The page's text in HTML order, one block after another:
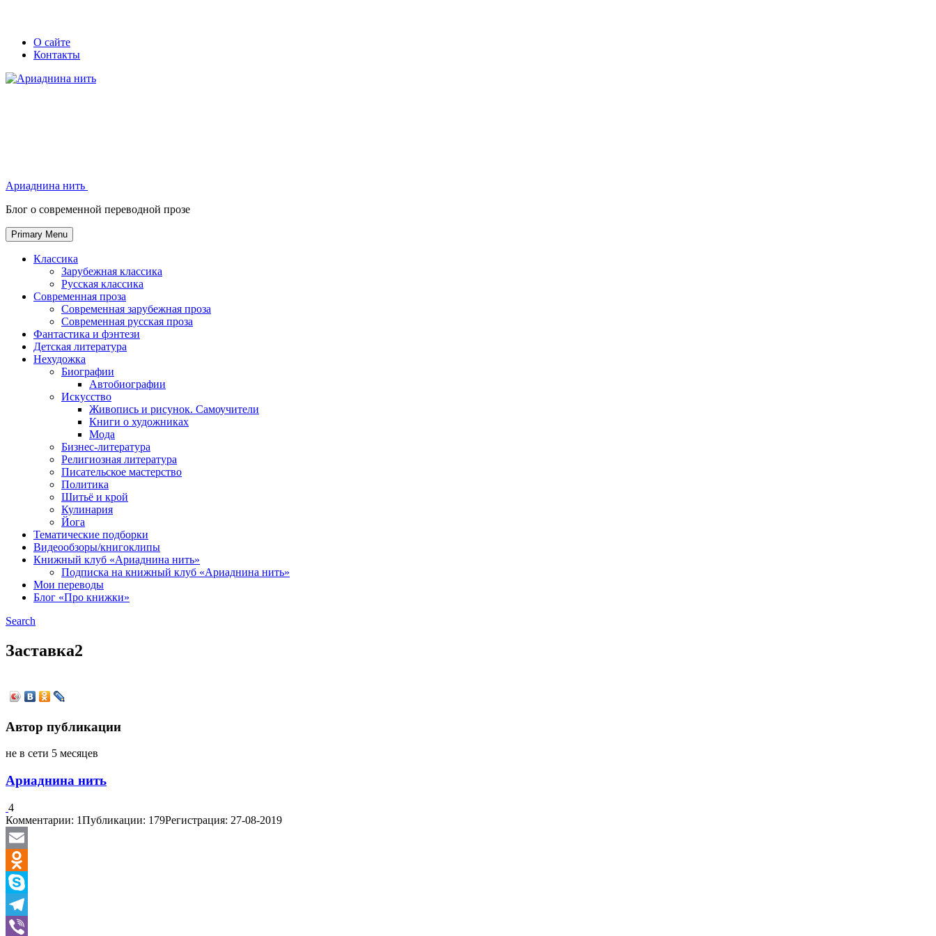
Skip
Secondary
left
navigation
Secondary
right
navigation
О сайте
Контакты
Ариаднина нить
Блог о современной переводной прозе
Primary Menu
Классика
Зарубежная классика
Русская классика
Современная проза
Современная зарубежная проза
Современная русская проза
Фантастика и фэнтези
Детская литература
Нехудожка
Биографии
Автобиографии
Искусство
Живопись и рисунок. Самоучители
Книги о художниках
Мода
Бизнес-литература
Религиозная литература
Писательское мастерство
Политика
Шитьё и крой
Кулинария
Йога
Тематические подборки
Видеообзоры/книгоклипы
Книжный клуб «Ариаднина нить»
Подписка на книжный клуб «Ариаднина нить»
Мои переводы
Блог «Про книжки»
Search
Заставка2
Автор публикации
не в сети 5 месяцев
Ариаднина нить
4
Комментарии: 1Публикации: 179Регистрация: 27-08-2019
Email
Odnoklassniki
Skype
Telegram